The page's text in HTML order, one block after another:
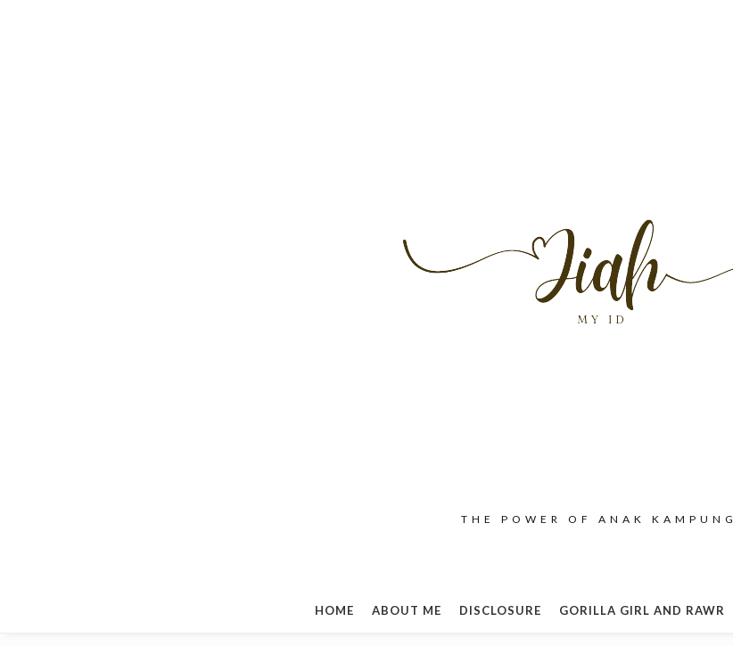
THE POWER OF ANAK KAMPUNG
HOME ABOUT ME DISCLOSURE GORILLA GIRL AND RAWR